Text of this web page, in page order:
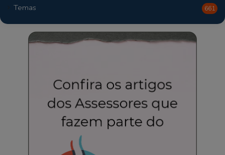
Temas 661